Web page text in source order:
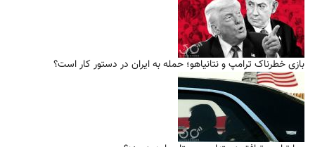
بازی خطرناک ترامپ و نتانیاهو؛ حمله به ایران در دستور کار است؟